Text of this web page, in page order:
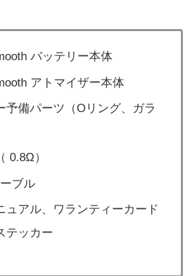
バッテリー本体
アトマイザー本体
予備パーツ（Oリング、ガラ
0.8Ω）
ブル
ュアル、ワランティーカード
テッカー